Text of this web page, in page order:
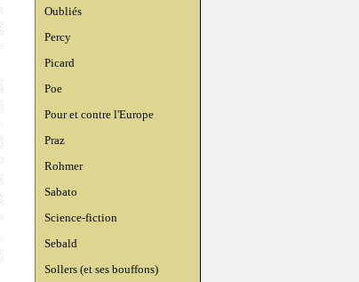
Oubliés
Percy
Picard
Poe
Pour et contre l'Europe
Praz
Rohmer
Sabato
Science-fiction
Sebald
Sollers (et ses bouffons)